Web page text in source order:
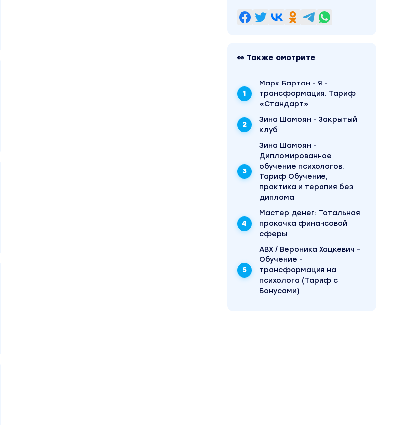
👀 Также смотрите
Марк Бартон - Я -
трансформация. Тариф
«Стандарт»
Зина Шамоян - Закрытый
клуб
Зина Шамоян -
Дипломированное
обучение психологов.
Тариф Обучение,
практика и терапия без
диплома
Mаcтер дeнeг: Тотальная
прокачка финансовой
сферы
АВХ / Вероника Хацкевич -
Обучение -
трансформация на
психолога (Тариф с
Бонусами)